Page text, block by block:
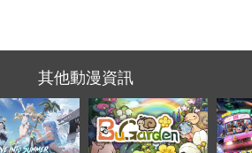
其他動漫資訊